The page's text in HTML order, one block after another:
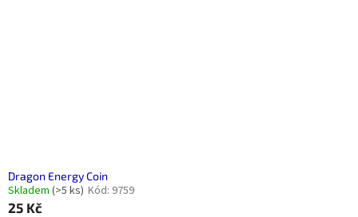
Dragon Energy Coin
Skladem (>5 ks) Kód: 9759
25 Kč